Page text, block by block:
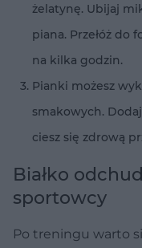
żelatynę. Ubijaj
piana. Przełóż do
na kilka godzin.
Pianki możesz
smakowych.
ciesz się zdrową
Białko
sportowcy
Po treningu warto